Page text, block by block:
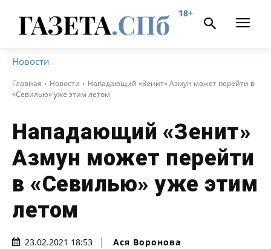
18+
Новости
Главная Новости
Нападающий «Зенит» Азмун может перейти в
«Севилью» уже этим летом
Нападающий «Зенит»
Азмун может перейти
в «Севилью» уже этим
летом
23.02.2021 18:53 Ася Воронова